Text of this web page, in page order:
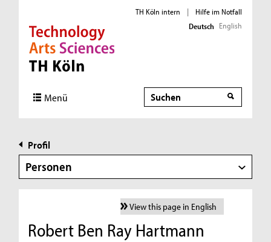
Direkt zur Hauptnavigation
Direkt zur Subnavigation
Direkt zum Inhalt
Direkt zum Fußbereich
TH Köln intern |
Hilfe im Notfall
Deutsch English
Menü Suche
Profil
Personen
View this page in English
Robert Ben Ray Hartmann